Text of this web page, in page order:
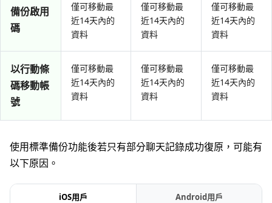
備份啟用
碼
僅可移動最
近14天內的
資料
僅可移動最
近14天內的
資料
僅可移動最
近14天內的
資料
以行動條
碼移動帳
號
僅可移動最
近14天內的
資料
僅可移動最
近14天內的
資料
僅可移動最
近14天內的
資料
使用標準備份功能後若只有部分聊天記錄成功復原，可能有
以下原因。
iOS用戶 Android用戶